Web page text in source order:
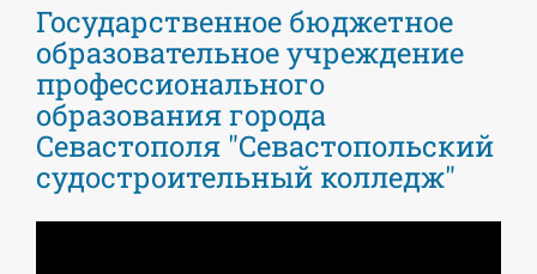
Государственное бюджетное
образовательное учреждение
профессионального
образования города
Севастополя "Севастопольский
судостроительный колледж"